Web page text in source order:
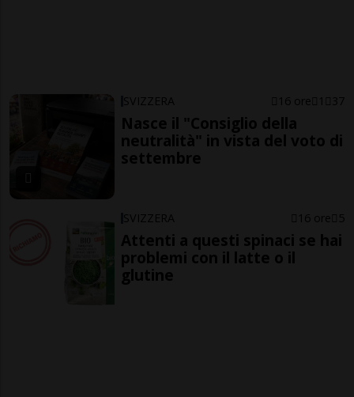
SVIZZERA 16 ore 1 37
Nasce il "Consiglio della
neutralità" in vista del voto di
settembre
SVIZZERA 16 ore 5
Attenti a questi spinaci se hai
problemi con il latte o il
glutine